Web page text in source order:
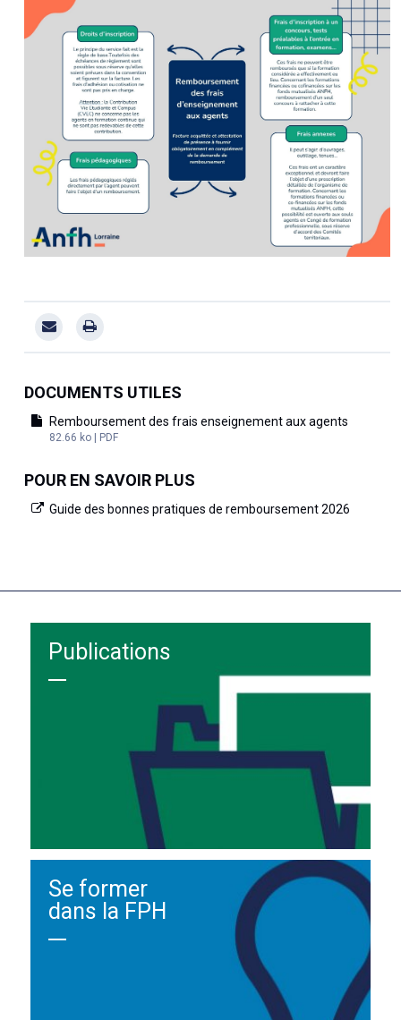
DOCUMENTS UTILES
Remboursement des frais enseignement aux agents
82.66 ko | PDF
POUR EN SAVOIR PLUS
Guide des bonnes pratiques de remboursement 2026
Publications
Se former
dans la FPH